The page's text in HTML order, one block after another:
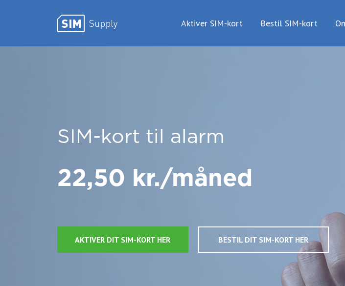
Aktiver SIM-kort Bestil SIM-kort
SIM-kort til alarm
22,50 kr./måned
AKTIVER DIT SIM-KORT HER BESTIL DIT SIM-KORT HER